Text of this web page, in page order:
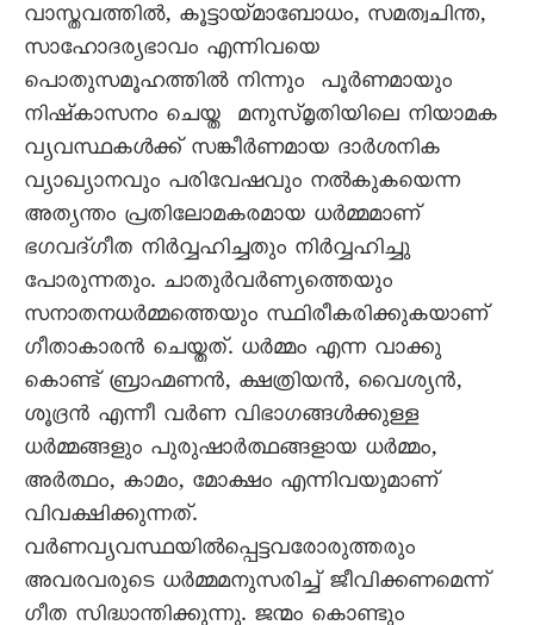
വാസ്തവത്തിൽ, കൂട്ടായ്മാബോധം, സമത്വചിന്ത,
സാഹോദര്യഭാവം എന്നിവയെ
പൊതുസമൂഹത്തിൽ നിന്നും പൂർണമായും
നിഷ്‌കാസനം ചെയ്ത മനുസ്മൃതിയിലെ നിയാമക
വ്യവസ്ഥകൾക്ക് സങ്കീർണമായ ദാർശനിക
വ്യാഖ്യാനവും പരിവേഷവും നൽകുകയെന്ന
അത്യന്തം പ്രതിലോമകരമായ ധർമ്മമാണ്
ഭഗവദ്ഗീത നിർവ്വഹിച്ചതും നിർവ്വഹിച്ചു
പോരുന്നതും. ചാതുർവർണ്യത്തെയും
സനാതനധർമ്മത്തെയും സ്ഥിരീകരിക്കുകയാണ്
ഗീതാകാരൻ ചെയ്തത്. ധർമ്മം എന്ന വാക്കു
കൊണ്ട് ബ്രാഹ്മണൻ, ക്ഷത്രിയൻ, വൈശ്യൻ,
ശൂദ്രൻ എന്നീ വർണ വിഭാഗങ്ങൾക്കുള്ള
ധർമ്മങ്ങളും പുരുഷാർത്ഥങ്ങളായ ധർമ്മം,
അർത്ഥം, കാമം, മോക്ഷം എന്നിവയുമാണ്
വിവക്ഷിക്കുന്നത്.
വർണവ്യവസ്ഥയിൽപ്പെട്ടവരോരുത്തരും
അവരവരുടെ ധർമ്മമനുസരിച്ച് ജീവിക്കണമെന്ന്
ഗീത സിദ്ധാന്തിക്കുന്നു. ജന്മം കൊണ്ടും